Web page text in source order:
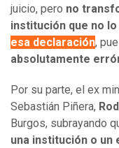
juicio, pero no
institución que no lo
esa declaración,
absolutamente
Por su parte, el ex
Sebastián Piñera,
Burgos, subrayando
una institución o un